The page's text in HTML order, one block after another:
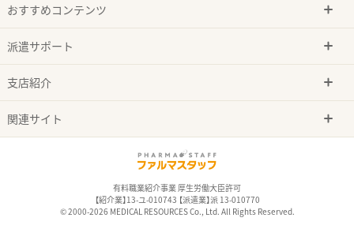
おすすめコンテンツ
派遣サポート
支店紹介
関連サイト
有料職業紹介事業 厚生労働大臣許可
【紹介業】13-ユ-010743 【派遣業】派 13-010770
© 2000-2026 MEDICAL RESOURCES Co., Ltd. All Rights Reserved.